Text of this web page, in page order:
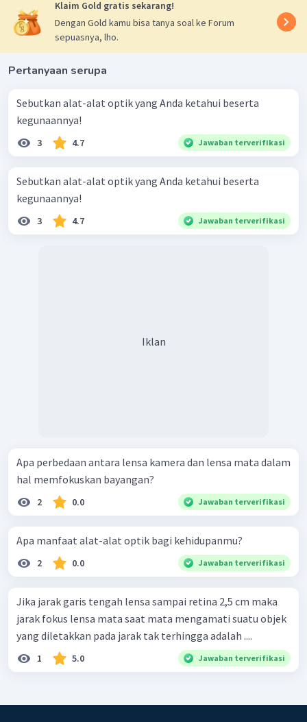
Klaim Gold gratis sekarang!
Dengan Gold kamu bisa tanya soal ke Forum
sepuasnya, lho.
Pertanyaan serupa
Sebutkan alat-alat optik yang Anda ketahui beserta
kegunaannya!
3 4.7 Jawaban terverifikasi
Sebutkan alat-alat optik yang Anda ketahui beserta
kegunaannya!
3 4.7 Jawaban terverifikasi
Iklan
Apa perbedaan antara lensa kamera dan lensa mata dalam
hal memfokuskan bayangan?
2 0.0 Jawaban terverifikasi
Apa manfaat alat-alat optik bagi kehidupanmu?
2 0.0 Jawaban terverifikasi
Jika jarak garis tengah lensa sampai retina 2,5 cm maka
jarak fokus lensa mata saat mata mengamati suatu objek
yang diletakkan pada jarak tak terhingga adalah ....
1 5.0 Jawaban terverifikasi